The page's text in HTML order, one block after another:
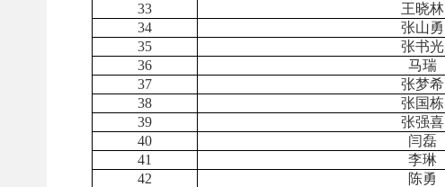
33
王晓林
34
张山勇
35
张书光
36
马瑞
37
张梦希
38
张国栋
39
张强喜
40
闫磊
41
李琳
42
陈勇